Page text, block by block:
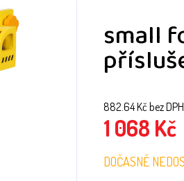
small
882.64Kč bez DPH
1 068 Kč
DOČASNĚ